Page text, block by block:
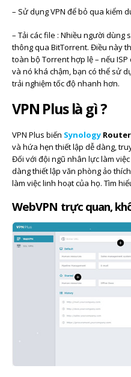
– Sử dụng VPN để bỏ qua kiểm
– Tải các file : Nhiều người dùng
thông qua BitTorrent. Điều này
toàn bộ Torrent hợp lệ – nếu
và nó khá chậm, bạn có thể sử
trải nghiệm tốc độ nhanh hơn.
VPN Plus là gì ?
VPN Plus biến Synology Router
và hứa hẹn thiết lập dễ dàng,
Đối với đội ngũ nhân lực làm
dàng thiết lập văn phòng ảo
làm việc linh hoạt của họ. Tìm
WebVPN trực quan,